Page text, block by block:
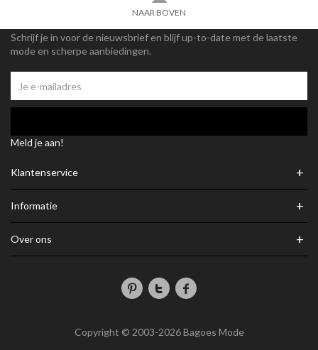
NAAR BOVEN
Schrijf je in voor de nieuwsbrief en blijf up-to-date met de laatste
mode en scherpe aanbiedingen.
Meld je aan!
Klantenservice +
Informatie +
Over ons +
Copyright © 2003-2026 Bagoes Mode